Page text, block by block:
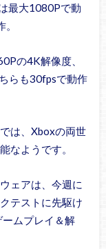
最大1080Pで動
の4K解像度、
らも30fpsで動作
は、Xboxの両世
なようです。
ェアは、今週に
テストに先駆け
ムプレイ＆解